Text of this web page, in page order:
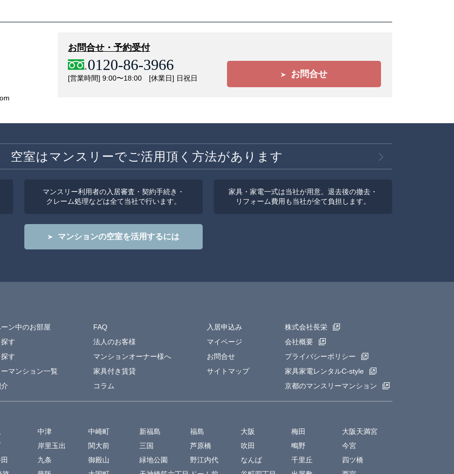
お問合せ・予約受付
0120-86-3966
[営業時間] 9:00〜18:00 [休業日] 日祝日 お問合せ
空室はマンスリーでご活用頂く方法があります
マンスリー利用者の入居審査・契約手続き・
クレーム処理などは全て当社で行います。
家具・家電一式は当社が用意。退去後の撤去・
リフォーム費用も当社が全て負担します。
マンションの空室を活用するには
ン中のお部屋
す
す
マンション一覧
FAQ
法人のお客様
マンションオーナー様へ
家具付き賃貸
コラム
入居申込み
マイページ
お問合せ
サイトマップ
株式会社長栄
会社概要
プライバシーポリシー
家具家電レンタルC-style
京都のマンスリーマンション
中津 中崎町 新福島 福島 大阪 梅田
大阪天満宮
岸里玉出 関大前 三国 芦原橋 吹田 鴫野
今宮
九条 御殿山 緑地公園 野江内代 なんば 千里丘
四ツ橋